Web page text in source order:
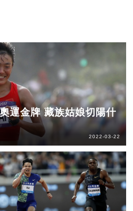
運金牌 藏族姑娘切陽什
2022-03-22